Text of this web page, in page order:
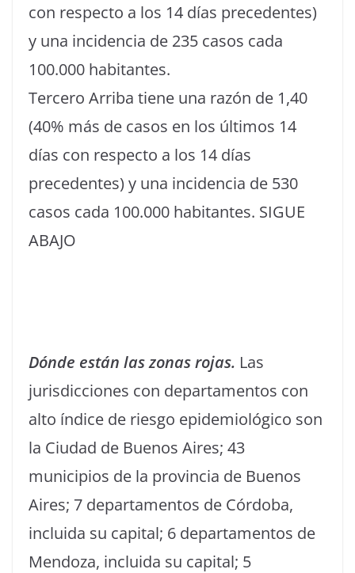
con respecto a los 14 días precedentes)
y una incidencia de 235 casos cada
100.000 habitantes.
Tercero Arriba tiene una razón de 1,40
(40% más de casos en los últimos 14
días con respecto a los 14 días
precedentes) y una incidencia de 530
casos cada 100.000 habitantes. SIGUE
ABAJO
Dónde están las zonas rojas. Las
jurisdicciones con departamentos con
alto índice de riesgo epidemiológico son
la Ciudad de Buenos Aires; 43
municipios de la provincia de Buenos
Aires; 7 departamentos de Córdoba,
incluida su capital; 6 departamentos de
Mendoza, incluida su capital; 5